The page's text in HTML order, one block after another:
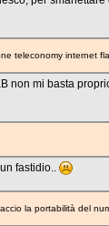
teleconomy internet
non mi basta
fastidio..
la portabilità del